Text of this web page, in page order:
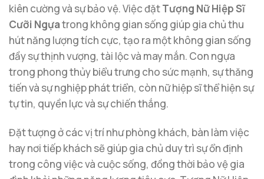
kiên cường và sự bảo vệ. Việc đặtTượng Nữ Hiệp Sĩ
Cưỡi Ngựatrong không gian sống giúp gia chủ thu
hút năng lượng tích cực, tạo ra một không gian sống
đầy sự thịnh vượng, tài lộc và may mắn. Con ngựa
trong phong thủy biểu trưng cho sức mạnh, sự thăng
tiến và sự nghiệp phát triển, còn nữ hiệp sĩ thể hiện sự
tự tin, quyền lực và sự chiến thắng.
Đặt tượng ở các vị trí như phòng khách, bàn làm việc
hay nơi tiếp khách sẽ giúp gia chủ duy trì sự ổn định
trong công việc và cuộc sống, đồng thời bảo vệ gia